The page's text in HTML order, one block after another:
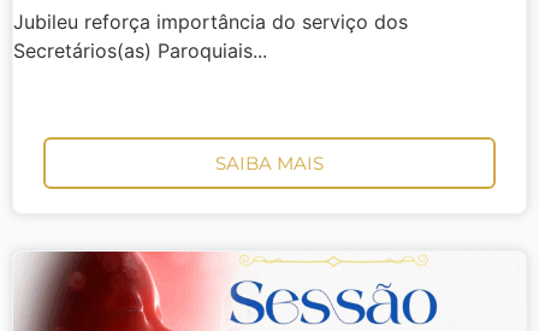
Jubileu reforça importância do serviço dos
Secretários(as) Paroquiais...
SAIBA MAIS